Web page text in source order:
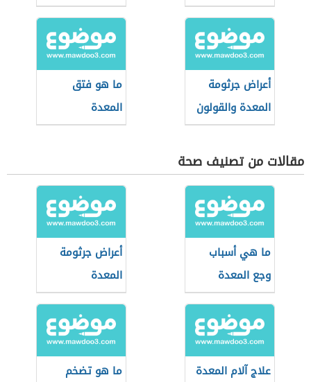
المعدة
أعراض جرثومة
المعدة والقولون
ما هو فتق
المعدة
مقالات من تصنيف صحة
ما هي أسباب
وجع المعدة
أعراض جرثومة
المعدة
علاج آلام المعدة
ما هو تضخم